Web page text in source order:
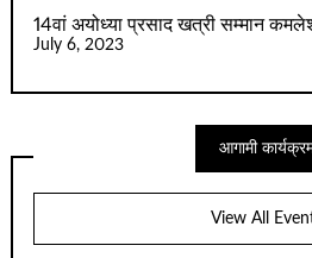
14वां अयोध्या प्रसाद खत्री सम्मान कमलेश
July 6, 2023
आगामी
View All